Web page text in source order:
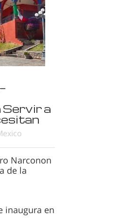
Servir a
Narconon
de la
inaugura en